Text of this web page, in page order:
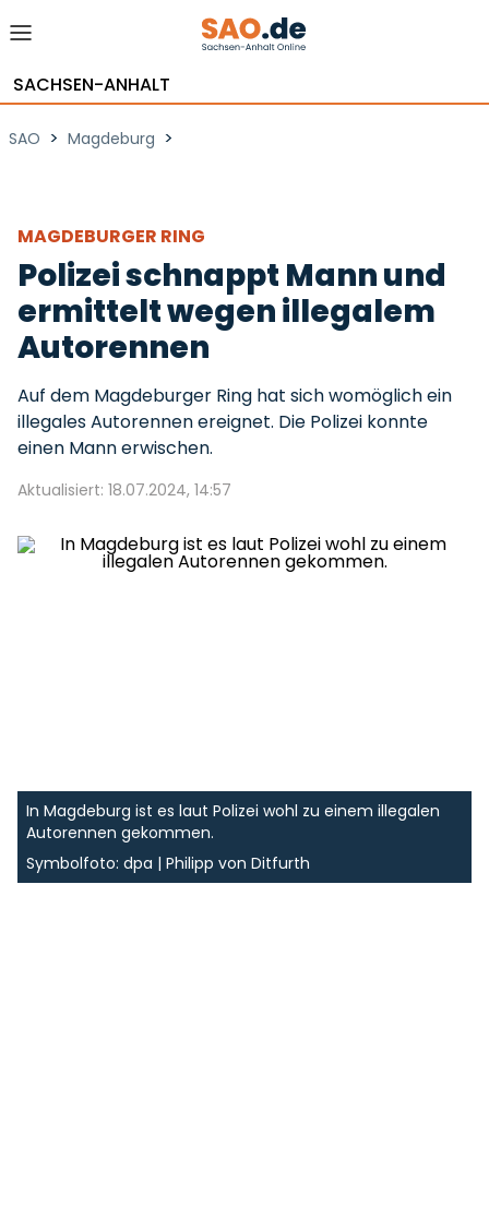
SACHSEN-ANHALT
SAO > Magdeburg >
MAGDEBURGER RING
Polizei schnappt Mann und
ermittelt wegen illegalem
Autorennen
Auf dem Magdeburger Ring hat sich womöglich ein
illegales Autorennen ereignet. Die Polizei konnte
einen Mann erwischen.
Aktualisiert: 18.07.2024, 14:57
In Magdeburg ist es laut Polizei wohl zu einem illegalen
Autorennen gekommen.
Symbolfoto: dpa | Philipp von Ditfurth